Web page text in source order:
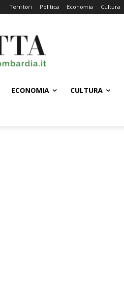
Territori Politica Economia Cultura
ECONOMIA CULTURA